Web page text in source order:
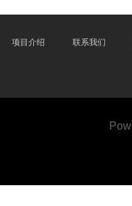
项目介绍 联系我们